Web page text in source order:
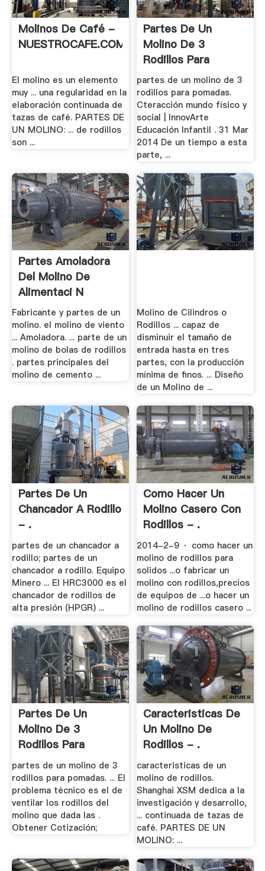
Molinos De Café -
NUESTROCAFE.COM
El molino es un elemento
muy ... una regularidad en la
elaboración continuada de
tazas de café. PARTES DE
UN MOLINO: ... de rodillos
son ...
Partes De Un
Molino De 3
Rodillos Para
Pomadas ...
partes de un molino de 3
rodillos para pomadas.
Cteracción mundo físico y
social | InnovArte
Educación Infantil . 31 Mar
2014 De un tiempo a esta
parte, ...
Partes Amoladora
Del Molino De
Alimentaci N
Fabricante y partes de un
molino. el molino de viento
... Amoladora. ... parte de un
molino de bolas de rodillos
. partes principales del
molino de cemento ...
Molino de Cilindros o
Rodillos ... capaz de
disminuir el tamaño de
entrada hasta en tres
partes, con la producción
mínima de finos. ... Diseño
de un Molino de ...
Partes De Un
Chancador A Rodillo
- .
partes de un chancador a
rodillo; partes de un
chancador a rodillo. Equipo
Minero ... El HRC3000 es el
chancador de rodillos de
alta presión (HPGR) ...
Como Hacer Un
Molino Casero Con
Rodillos - .
2014-2-9 · como hacer un
molino de rodillos para
solidos ...o fabricar un
molino con rodillos,precios
de equipos de ...o hacer un
molino de rodillos casero ...
Partes De Un
Molino De 3
Rodillos Para
Pomadas
partes de un molino de 3
rodillos para pomadas. ... El
problema técnico es el de
ventilar los rodillos del
molino que dada las .
Obtener Cotización;
Caracteristicas De
Un Molino De
Rodillos - .
caracteristicas de un
molino de rodillos.
Shanghai XSM dedica a la
investigación y desarrollo,
... continuada de tazas de
café. PARTES DE UN
MOLINO: ...